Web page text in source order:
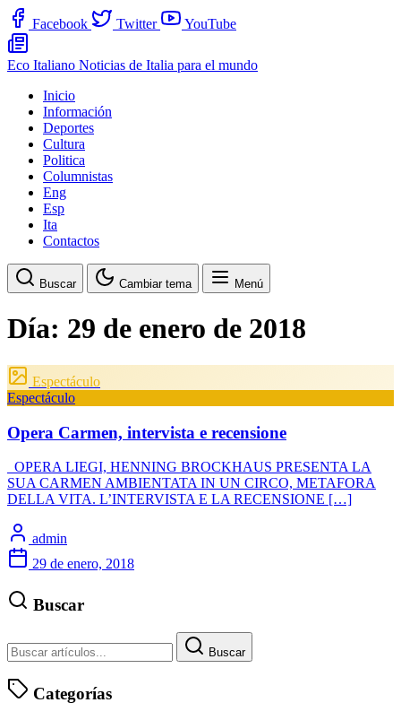
Facebook Twitter YouTube
Eco Italiano Noticias de Italia para el mundo
Inicio
Información
Deportes
Cultura
Politica
Columnistas
Eng
Esp
Ita
Contactos
Buscar Cambiar tema Menú
Día: 29 de enero de 2018
Espectáculo
Espectáculo
Opera Carmen, intervista e recensione
OPERA LIEGI, HENNING BROCKHAUS PRESENTA LA
SUA CARMEN AMBIENTATA IN UN CIRCO, METAFORA
DELLA VITA. L’INTERVISTA E LA RECENSIONE […]
admin
29 de enero, 2018
Buscar
Buscar
Categorías